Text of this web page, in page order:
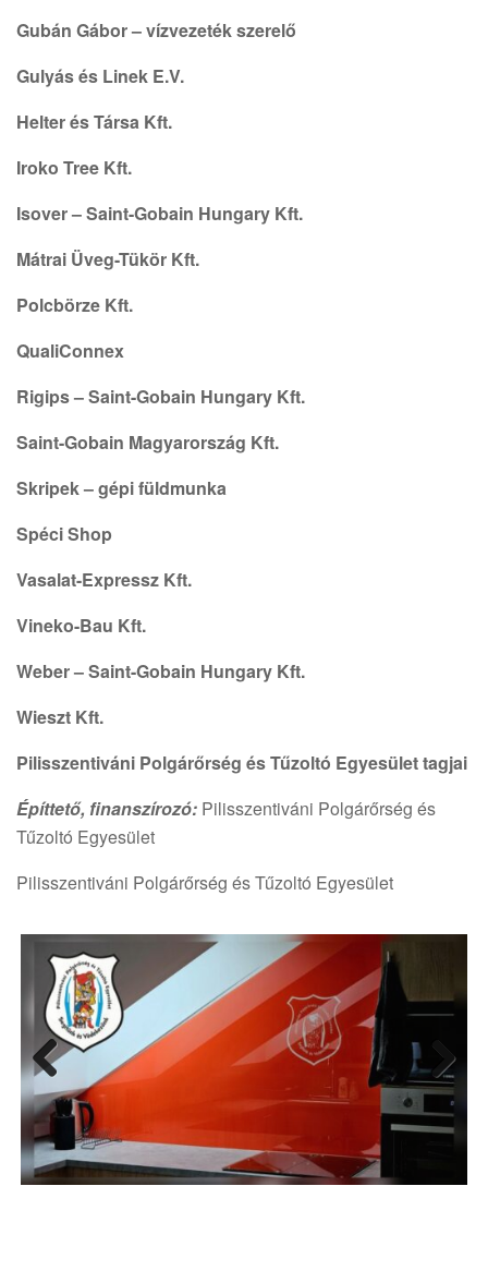
Gubán Gábor – vízvezeték szerelő
Gulyás és Linek E.V.
Helter és Társa Kft.
Iroko Tree Kft.
Isover – Saint-Gobain Hungary Kft.
Mátrai Üveg-Tükör Kft.
Polcbörze Kft.
QualiConnex
Rigips – Saint-Gobain Hungary Kft.
Saint-Gobain Magyarország Kft.
Skripek – gépi füldmunka
Spéci Shop
Vasalat-Expressz Kft.
Vineko-Bau Kft.
Weber – Saint-Gobain Hungary Kft.
Wieszt Kft.
Pilisszentiváni Polgárőrség és Tűzoltó Egyesület tagjai
Építtető, finanszírozó: Pilisszentiváni Polgárőrség és
Tűzoltó Egyesület
Pilisszentiváni Polgárőrség és Tűzoltó Egyesület
Previ
ous
Next